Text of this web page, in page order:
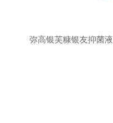
弥高银芙糠银友抑菌液